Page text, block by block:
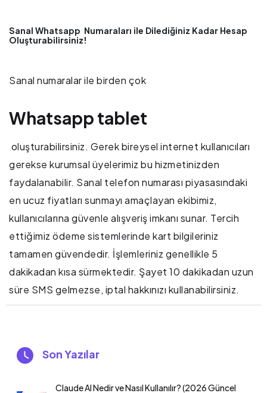
Sanal Whatsapp Numaraları ile Dilediğiniz Kadar Hesap
Oluşturabilirsiniz!
Sanal numaralar ile birden çok
Whatsapp tablet
oluşturabilirsiniz. Gerek bireysel internet kullanıcıları
gerekse kurumsal üyelerimiz bu hizmetinizden
faydalanabilir. Sanal telefon numarası piyasasındaki
en ucuz fiyatları sunmayı amaçlayan ekibimiz,
kullanıcılarına güvenle alışveriş imkanı sunar. Tercih
ettiğimiz ödeme sistemlerinde kart bilgileriniz
tamamen güvendedir. İşlemleriniz genellikle 5
dakikadan kısa sürmektedir. Şayet 10 dakikadan uzun
süre SMS gelmezse, iptal hakkınızı kullanabilirsiniz.
Son Yazılar
Claude AI Nedir ve Nasıl Kullanılır? (2026 Güncel